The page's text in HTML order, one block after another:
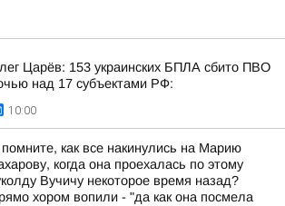
Царёв: 153 украинских БПЛА сбито ПВО
над 17 субъектами РФ:
10:00
как все накинулись на Марию
когда она проехалась по этому
Вучичу некоторое время назад?
хором вопили - "да как она посмела